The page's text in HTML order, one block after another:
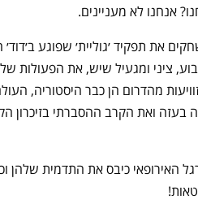
אנחנו לא מעניינים.
את תפקיד ׳גוליית׳ שפוגע
ציני ומגעיל שיש, את הפעולות
מהדרום הן כבר היסטוריה,
ואת הקרב ההסברתי בזיכרון
האירופאי כיבס את התדמית שלהן